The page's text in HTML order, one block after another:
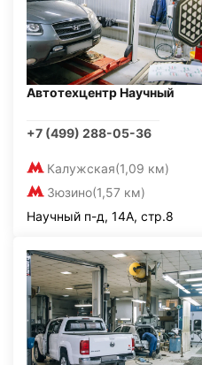
Автотехцентр Научный
+7 (499) 288-05-36
Калужская(1,09 км)
Зюзино(1,57 км)
Научный п-д, 14А, стр.8